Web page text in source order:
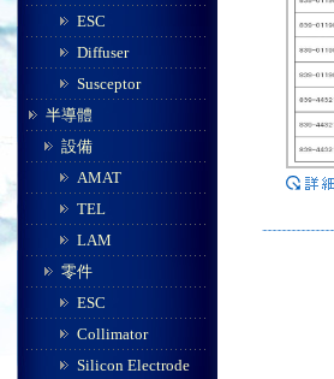
ESC
Diffuser
Susceptor
半導體
設備
AMAT
TEL
LAM
零件
ESC
Collimator
Silicon Electrode